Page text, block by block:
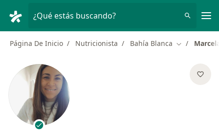
¿Qué estás buscando?
Página De Inicio Nutricionista Bahía Blanca Cambiar de